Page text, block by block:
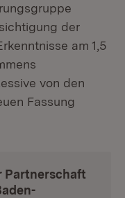
der
am 1,5
von den
Fassung
Partnerschaft